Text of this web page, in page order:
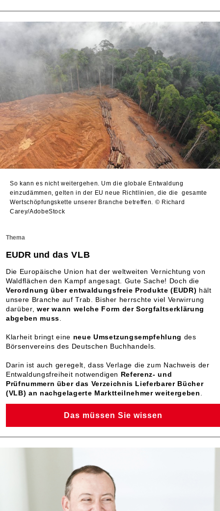
So kann es nicht weitergehen. Um die globale Entwaldung
einzudämmen, gelten in der EU neue Richtlinien, die die gesamte
Wertschöpfungskette unserer Branche betreffen. © Richard
Carey/AdobeStock
Thema
EUDR und das VLB
Die Europäische Union hat der weltweiten Vernichtung von
Waldflächen den Kampf angesagt. Gute Sache! Doch die
Verordnung über entwaldungsfreie Produkte (EUDR) hält
unsere Branche auf Trab. Bisher herrschte viel Verwirrung
darüber, wer wann welche Form der Sorgfaltserklärung
abgeben muss
Klarheit bringt eine neue Umsetzungsempfehlung des
Börsenvereins des Deutschen Buchhandels.
Darin ist auch geregelt, dass Verlage die zum Nachweis der
Entwaldungsfreiheit notwendigen Referenz- und
Prüfnummern über das Verzeichnis Lieferbarer Bücher
(VLB) an nachgelagerte Marktteilnehmer weitergeben
Das müssen Sie wissen